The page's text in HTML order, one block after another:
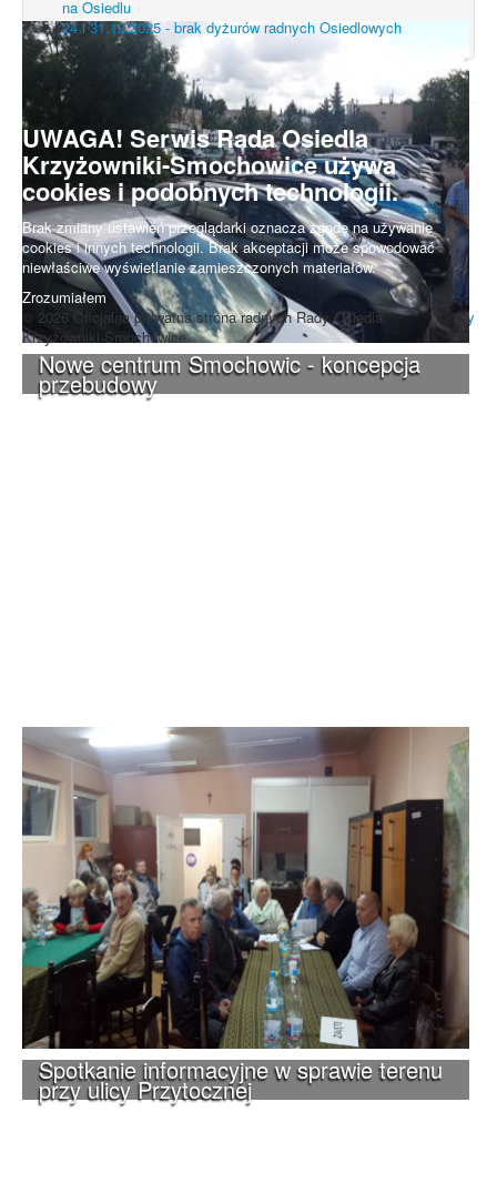
Nowe centrum Smochowic - koncepcja
przebudowy
Spotkanie informacyjne w sprawie terenu
przy ulicy Przytocznej
na Osiedlu
24 i 31.12.2025 - brak dyżurów radnych Osiedlowych
UWAGA! Serwis Rada Osiedla
Krzyżowniki-Smochowice używa
cookies i podobnych technologii.
Brak zmiany ustawień przeglądarki oznacza zgodę na używanie
cookies i innych technologii. Brak akceptacji może spowodować
niewłaściwe wyświetlanie zamieszczonych materiałów.
Zrozumiałem
Do góry
© 2026 Oficjalna prywatna strona radnych Rady Osiedla
Krzyżowniki-Smochowice.